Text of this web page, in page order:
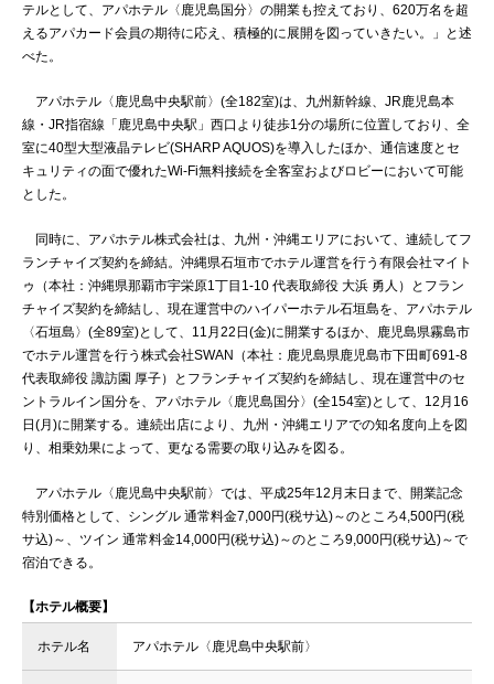
テルとして、アパホテル〈鹿児島国分〉の開業も控えており、620万名を超
えるアパカード会員の期待に応え、積極的に展開を図っていきたい。」と述
べた。
アパホテル〈鹿児島中央駅前〉(全182室)は、九州新幹線、JR鹿児島本
線・JR指宿線「鹿児島中央駅」西口より徒歩1分の場所に位置しており、全
室に40型大型液晶テレビ(SHARP AQUOS)を導入したほか、通信速度とセ
キュリティの面で優れたWi-Fi無料接続を全客室およびロビーにおいて可能
とした。
同時に、アパホテル株式会社は、九州・沖縄エリアにおいて、連続してフ
ランチャイズ契約を締結。沖縄県石垣市でホテル運営を行う有限会社マイト
ゥ（本社：沖縄県那覇市宇栄原1丁目1-10 代表取締役 大浜 勇人）とフラン
チャイズ契約を締結し、現在運営中のハイパーホテル石垣島を、アパホテル
〈石垣島〉(全89室)として、11月22日(金)に開業するほか、鹿児島県霧島市
でホテル運営を行う株式会社SWAN（本社：鹿児島県鹿児島市下田町691-8
代表取締役 諏訪園 厚子）とフランチャイズ契約を締結し、現在運営中のセ
ントラルイン国分を、アパホテル〈鹿児島国分〉(全154室)として、12月16
日(月)に開業する。連続出店により、九州・沖縄エリアでの知名度向上を図
り、相乗効果によって、更なる需要の取り込みを図る。
アパホテル〈鹿児島中央駅前〉では、平成25年12月末日まで、開業記念
特別価格として、シングル 通常料金7,000円(税サ込)～のところ4,500円(税
サ込)～、ツイン 通常料金14,000円(税サ込)～のところ9,000円(税サ込)～で
宿泊できる。
【ホテル概要】
ホテル名 アパホテル〈鹿児島中央駅前〉